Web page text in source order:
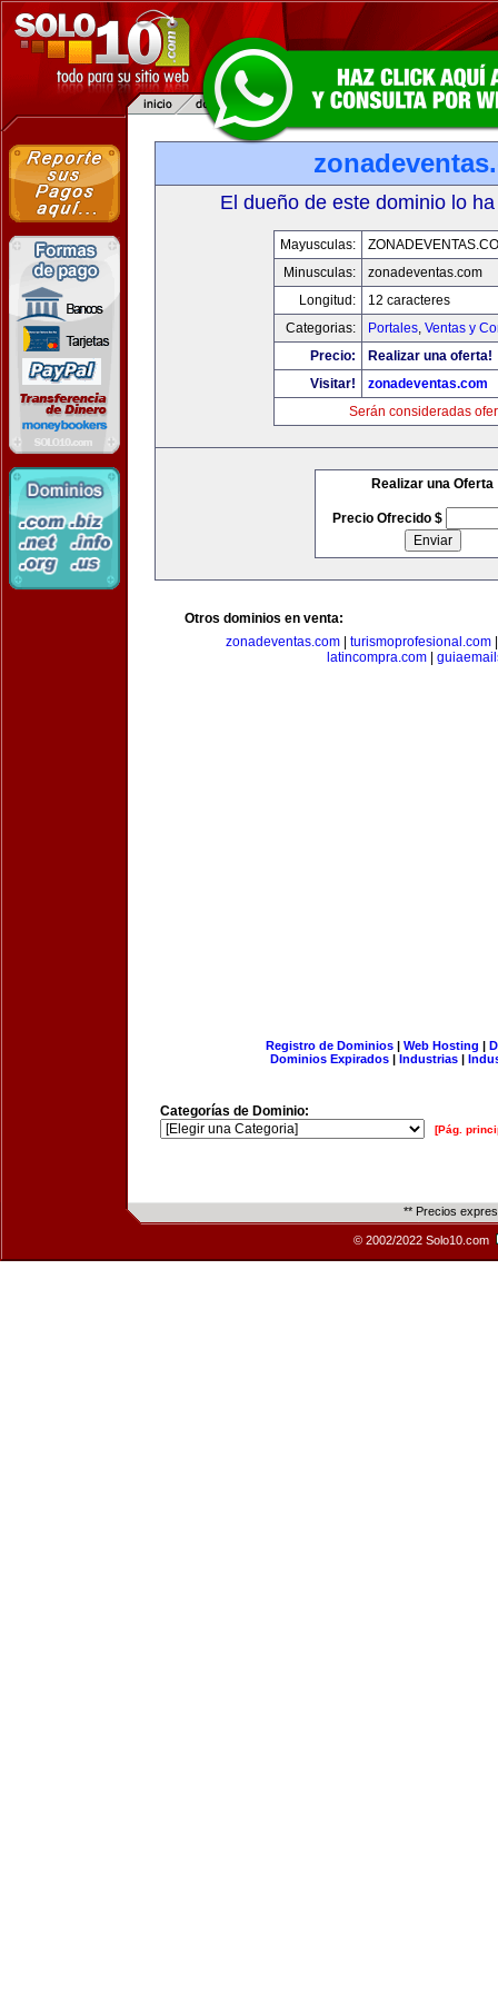
El dueño de este dominio lo
Mayusculas:
Minusculas:
zonadeventas.com
Longitud:
12 caracteres
Categorias:
Portales, Ventas y
Precio:
Realizar una oferta!
Visitar!
zonadeventas.com
Serán consideradas
Realizar una Oferta
Precio Ofrecido $
Otros dominios en venta:
zonadeventas.com| turismoprofesional.com
latincompra.com|
Registro de Dominios| Web Hosting |
Dominios Expirados | Industrias |
Categorías de Dominio:
[Pág.
** Precios
© 2002/2022 Solo10.com